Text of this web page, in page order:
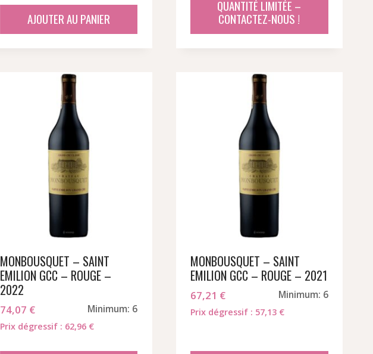
AJOUTER AU PANIER
QUANTITÉ LIMITÉE –
CONTACTEZ-NOUS !
MONBOUSQUET – SAINT
EMILION GCC – ROUGE –
2022
74,07 € Minimum: 6
Prix dégressif : 62,96 €
MONBOUSQUET – SAINT
EMILION GCC – ROUGE – 2021
67,21 € Minimum: 6
Prix dégressif : 57,13 €